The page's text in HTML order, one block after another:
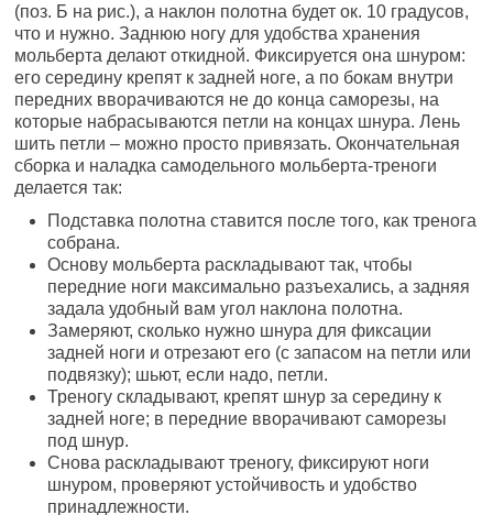
(поз. Б на рис.), а наклон полотна будет ок. 10 градусов,
что и нужно. Заднюю ногу для удобства хранения
мольберта делают откидной. Фиксируется она шнуром:
его середину крепят к задней ноге, а по бокам внутри
передних вворачиваются не до конца саморезы, на
которые набрасываются петли на концах шнура. Лень
шить петли – можно просто привязать. Окончательная
сборка и наладка самодельного мольберта-треноги
делается так:
Подставка полотна ставится после того, как тренога
собрана.
Основу мольберта раскладывают так, чтобы
передние ноги максимально разъехались, а задняя
задала удобный вам угол наклона полотна.
Замеряют, сколько нужно шнура для фиксации
задней ноги и отрезают его (с запасом на петли или
подвязку); шьют, если надо, петли.
Треногу складывают, крепят шнур за середину к
задней ноге; в передние вворачивают саморезы
под шнур.
Снова раскладывают треногу, фиксируют ноги
шнуром, проверяют устойчивость и удобство
принадлежности.